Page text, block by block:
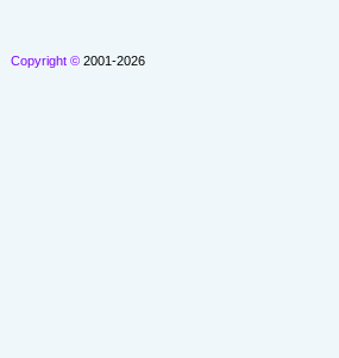
Copyright © 2001-2026